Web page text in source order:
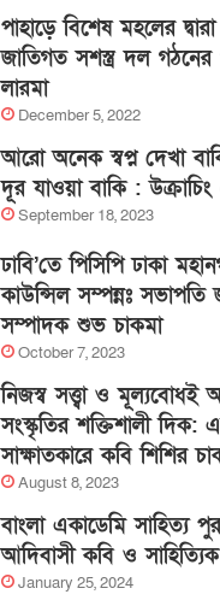
পাহাড়ে বিশেষ মহলের
জাতিগত সশস্ত্র দল গঠনের
লারমা
December 5, 2022
আরো অনেক স্বপ্ন দেখা
দূর যাওয়া বাকি :
September 18, 2023
ঢাবি’তে পিসিপি ঢাকা
কাউন্সিল সম্পন্নঃ
সম্পাদক শুভ চাকমা
October 7, 2023
নিজস্ব সত্ত্বা ও মূল্যবোধই
সংস্কৃতির শক্তিশালী দিক:
সাক্ষাতকারে কবি শিশির
August 8, 2023
বাংলা একাডেমি সাহিত্য
আদিবাসী কবি ও সাহিত্যিক
January 25, 2024